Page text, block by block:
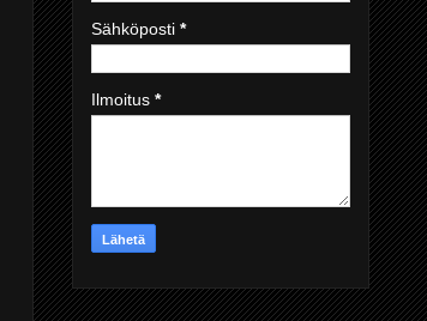
Sähköposti *
Ilmoitus *